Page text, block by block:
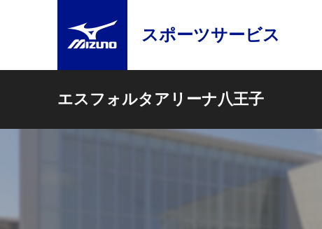
スポーツサービス
エスフォルタアリーナ八王子